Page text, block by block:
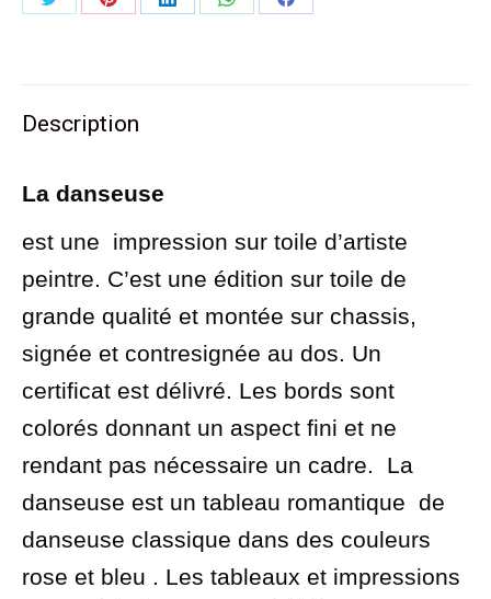
sur
x
cm
-
The
dancer
-
print
on
canvas
11,811
x
PartagerPartagerPartagerPartagerPartager
Description
La danseuse
est une
impression sur toile d’artiste
peintre. C’est une édition sur toile de
grande qualité et montée sur chassis,
signée et contresignée au dos. Un
certificat est délivré. Les bords sont
colorés donnant un aspect fini et ne
rendant pas nécessaire un cadre.
La
danseuse est un tableau romantique de
danseuse classique dans des couleurs
rose et bleu . Les tableaux et impressions